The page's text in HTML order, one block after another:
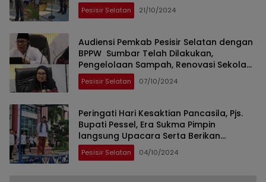
Pesisir Selatan 21/10/2024
Audiensi Pemkab Pesisir Selatan dengan
BPPW Sumbar Telah Dilakukan,
Pengelolaan Sampah, Renovasi Sekolah
dan Konstruksi Pasca Bencana Menjadi
Prioritas
Pesisir Selatan 07/10/2024
Peringati Hari Kesaktian Pancasila, Pjs.
Bupati Pessel, Era Sukma Pimpin
langsung Upacara Serta Berikan
Motivasi
Pesisir Selatan 04/10/2024